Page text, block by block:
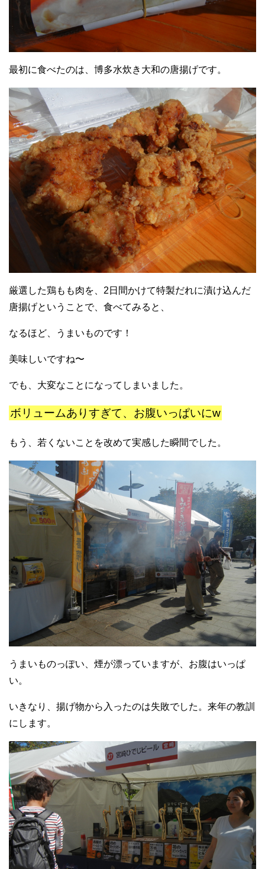
最初に食べたのは、博多水炊き大和の唐揚げです。
厳選した鶏もも肉を、2日間かけて特製だれに漬け込んだ
唐揚げということで、食べてみると、
なるほど、うまいものです！
美味しいですね〜
でも、大変なことになってしまいました。
ボリュームありすぎて、お腹いっぱいにw
もう、若くないことを改めて実感した瞬間でした。
うまいものっぽい、煙が漂っていますが、お腹はいっぱ
い。
いきなり、揚げ物から入ったのは失敗でした。来年の教訓
にします。